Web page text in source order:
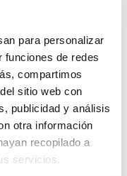
para personalizar
funciones de redes
compartimos
sitio web con
publicidad y análisis
otra información
recopilado a
servicios.
valor
por medio